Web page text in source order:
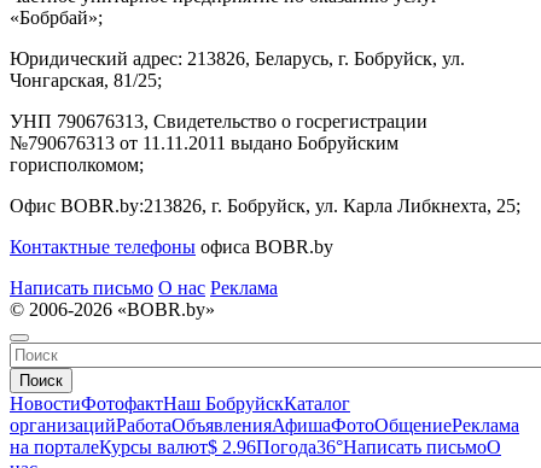
«Бобрбай»;
Юридический адрес: 213826, Беларусь, г. Бобруйск, ул.
Чонгарская, 81/25;
УНП 790676313, Свидетельство о госрегистрации
№790676313 от 11.11.2011 выдано Бобруйским
горисполкомом;
Офис BOBR.by:213826, г. Бобруйск, ул. Карла Либкнехта, 25;
Контактные телефоны офиса BOBR.by
Написать письмо О нас Реклама
© 2006-2026 «BOBR.by»
Поиск
НовостиФотофактНаш БобруйскКаталог
организацийРаботаОбъявленияАфишаФотоОбщениеРеклама
на порталеКурсы валют$ 2.96Погода36°Написать письмоО